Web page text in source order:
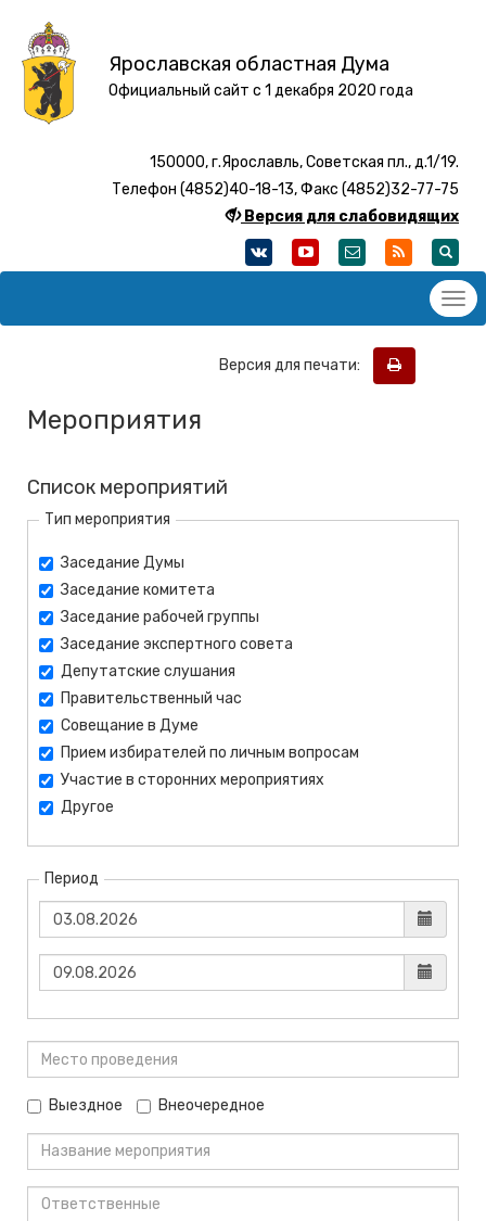
Ярославская областная Дума
Официальный сайт с 1 декабря 2020 года
150000, г.Ярославль, Советская пл., д.1/19.
Телефон (4852)40-18-13, Факс (4852)32-77-75
Версия для слабовидящих
Версия для печати:
Мероприятия
Список мероприятий
Тип мероприятия
Заседание Думы
Заседание комитета
Заседание рабочей группы
Заседание экспертного совета
Депутатские слушания
Правительственный час
Совещание в Думе
Прием избирателей по личным вопросам
Участие в сторонних мероприятиях
Другое
Период
Выездное Внеочередное